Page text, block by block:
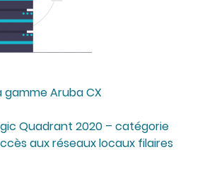
Aruba CX
Quadrant 2020 – catégorie
aux réseaux locaux filaires